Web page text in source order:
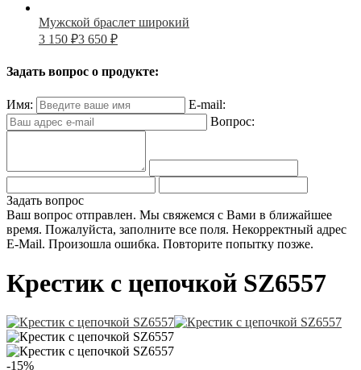
Мужской браслет широкий
3 150 ₽3 650 ₽
Задать вопрос о продукте:
Имя:
E-mail:
Вопрос:
Задать вопрос
Ваш вопрос отправлен. Мы свяжемся с Вами в ближайшее
время. Пожалуйста, заполните все поля. Некорректный адрес
E-Mail. Произошла ошибка. Повторите попытку позже.
Крестик с цепочкой SZ6557
-15%